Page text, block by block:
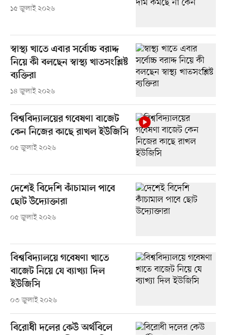
১৫ জুলাই ২০২৬
স্বাস্থ্য খাতে এবার সর্বোচ্চ বরাদ্দ
নিয়ে কী বলছেন স্বাস্থ্য খাতসংশ্লিষ্ট
ব্যক্তিরা
১৪ জুলাই ২০২৬
বিশ্ববিদ্যালয়ের গবেষণা বাজেট
কেন নিজের কাছে রাখল ইউজিসি
০৫ জুলাই ২০২৬
দেশেই বিদেশি কাঁচামাল পাবে
ছোট উদ্যোক্তারা
০৫ জুলাই ২০২৬
বিশ্ববিদ্যালয়ে গবেষণা খাতে
বাজেট নিয়ে যে ব্যাখ্যা দিল
ইউজিসি
০৩ জুলাই ২০২৬
বিরোধী দলের কেউ অর্থবিলে